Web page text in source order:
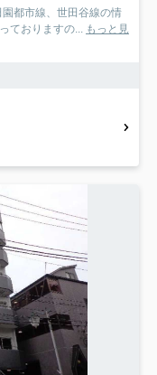
都市線、世田谷線の情
ておりますの... もっと見